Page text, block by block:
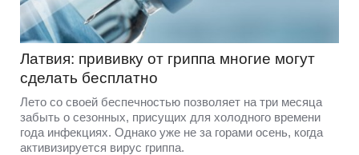
Латвия: прививку от гриппа многие могут
сделать бесплатно
Лето со своей беспечностью позволяет на три месяца
забыть о сезонных, присущих для холодного времени
года инфекциях. Однако уже не за горами осень, когда
активизируется вирус гриппа.